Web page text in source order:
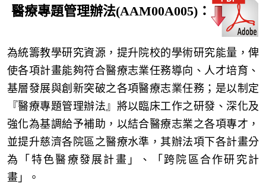
醫療專題管理辦法(AAM00A005) ：
為統籌教學研究資源，提升院校的學術研究能量，俾
使各項計畫能夠符合醫療志業任務導向、人才培育、
基層發展與創新突破之各項醫療志業任務；是以制定
『醫療專題管理辦法』將以臨床工作之研發、深化及
強化為基調給予補助，以結合醫療志業之各項專才，
並提升慈濟各院區之醫療水準，其辦法項下各計畫分
為「特色醫療發展計畫」、「跨院區合作研究計
畫」。